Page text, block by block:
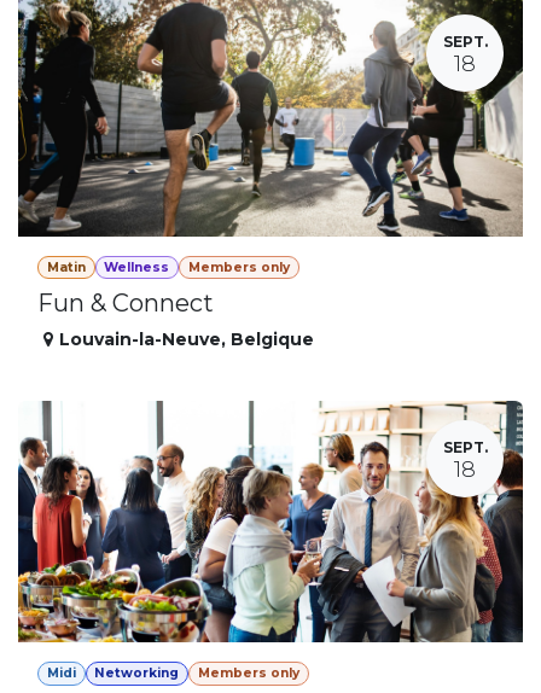
SEPT.
18
Matin Wellness Members only
Fun & Connect
Louvain-la-Neuve, Belgique
SEPT.
18
Midi Networking Members only